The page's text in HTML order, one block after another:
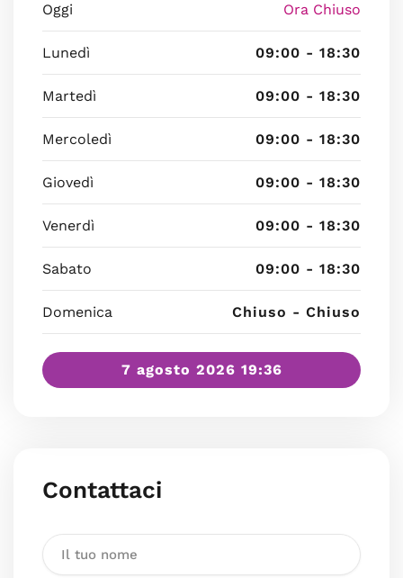
Oggi Ora Chiuso
Lunedì 09:00 - 18:30
Martedì 09:00 - 18:30
Mercoledì 09:00 - 18:30
Giovedì 09:00 - 18:30
Venerdì 09:00 - 18:30
Sabato 09:00 - 18:30
Domenica Chiuso - Chiuso
7 agosto 2026 19:36
Contattaci